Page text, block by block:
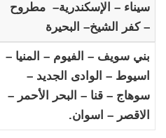
سيناء – الإسكندرية– مطروح
– كفر الشيخ– البحيرة
بني سويف – الفيوم – المنيا –
اسيوط – الوادى الجديد –
سوهاج – قنا – البحر الأحمر –
الاقصر – اسوان.